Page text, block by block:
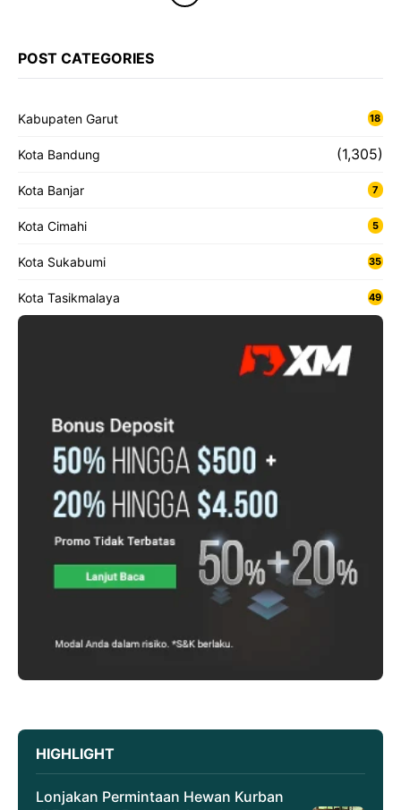
POST CATEGORIES
Kabupaten Garut 18
Kota Bandung (1,305)
Kota Banjar 7
Kota Cimahi 5
Kota Sukabumi 35
Kota Tasikmalaya 49
HIGHLIGHT
Lonjakan Permintaan Hewan Kurban